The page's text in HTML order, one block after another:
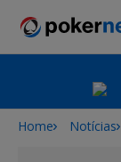
Home Notícias